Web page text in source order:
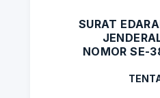
SURAT
NOMOR SE-